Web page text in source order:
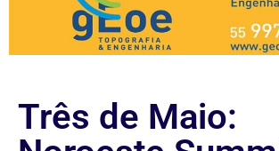
Três de Maio: